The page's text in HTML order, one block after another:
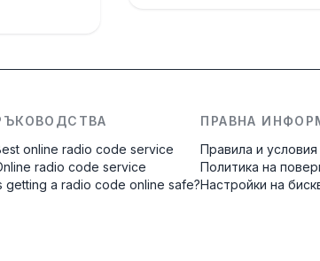
online radio code service
radio code service
getting a radio code online safe?
ПРАВНА
Правила и условия
Политика на
Настройки на